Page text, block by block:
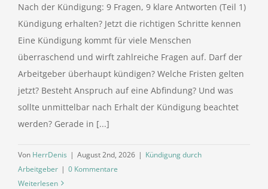
Datenschutzerklärung
Nach der Kündigung: 9 Fragen, 9 klare Antworten (Teil 1)
Kündigung erhalten? Jetzt die richtigen Schritte kennen
Eine Kündigung kommt für viele Menschen
überraschend und wirft zahlreiche Fragen auf. Darf der
Arbeitgeber überhaupt kündigen? Welche Fristen gelten
jetzt? Besteht Anspruch auf eine Abfindung? Und was
sollte unmittelbar nach Erhalt der Kündigung beachtet
werden? Gerade in [...]
Von HerrDenis | August 2nd, 2026 | Kündigung durch
Arbeitgeber | 0 Kommentare
Weiterlesen